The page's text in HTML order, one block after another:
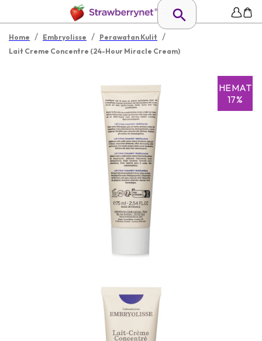
Home / Embryolisse / Perawatan Kulit /
Lait Creme Concentre (24-Hour Miracle Cream)
HEMAT
17%